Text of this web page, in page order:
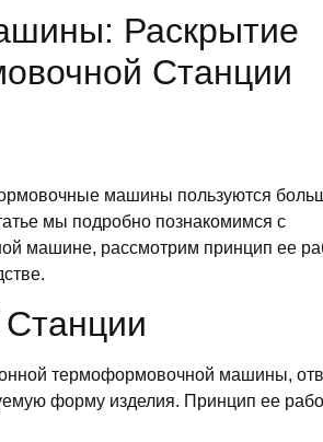
Раскрытие
Станции
машины пользуются
мы подробно познакомимся с
машине, рассмотрим принцип ее
термоформовочной машины,
форму изделия. Принцип ее